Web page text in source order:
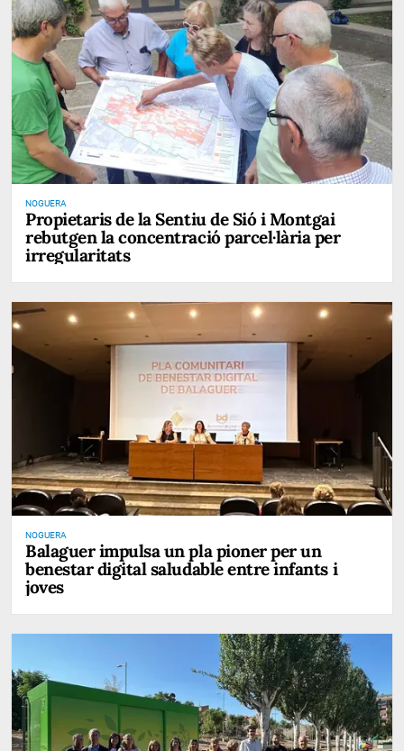
NOGUERA
Propietaris de la Sentiu de Sió i Montgai
rebutgen la concentració parcel·lària per
irregularitats
NOGUERA
Balaguer impulsa un pla pioner per un
benestar digital saludable entre infants i
joves